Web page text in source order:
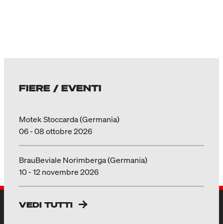
FIERE / EVENTI
Motek Stoccarda (Germania)
06 - 08 ottobre 2026
BrauBeviale Norimberga (Germania)
10 - 12 novembre 2026
VEDI TUTTI